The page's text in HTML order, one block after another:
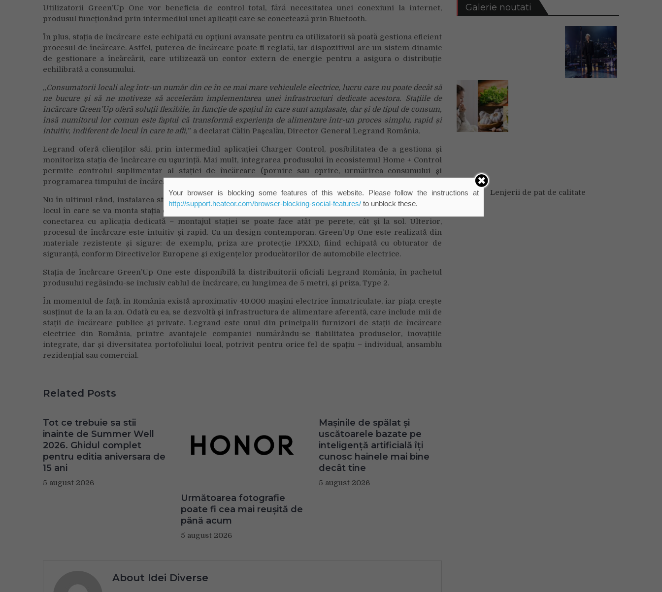
Utilizatorii Green’Up One vor beneficia de control total, fără necesitatea unei conexiuni la internet,
produsul funcționând prin intermediul unei aplicații care se conectează prin Bluetooth.
În plus, stația de încărcare este echipată cu opțiuni avansate pentru ca utilizatorii să poată gestiona eficient
procesul de încărcare. Astfel, puterea de încărcare poate fi reglată, iar dispozitivul are un sistem dinamic
de gestionare a încărcării, care utilizează un contor extern de energie pentru a asigura o distribuție
echilibrată a consumului.
„Consumatorii locali aleg într-un număr din ce în ce mai mare vehiculele electrice, lucru care nu poate decât să
ne bucure și să ne motiveze să accelerăm implementarea unei infrastructuri dedicate acestora. Stațiile de
încărcare Green’Up oferă soluții flexibile, în funcție de spațiul în care sunt amplasate, dar și de tipul de consum,
însă numitorul lor comun este faptul cătransformă experiența de alimentare într-un proces simplu, rapid și
intuitiv, indiferent de locul în care te afli,” a declarat Călin Pașcalău, Director General Legrand România.
Legrand oferă clienților săi, prin intermediul aplicației Charger Control, posibilitatea de a gestiona și
monitoriza stația de încărcare cu ușurință. Mai mult, integrarea produsului în ecosistemul Home + Control
permite controlul suplimentar al stației de încărcare (pornire sau oprire, urmărirea consumului și
programarea timpului de încărcare).
Nu în ultimul rând, instalarea stației este extrem de simplă, fără a fi nevoie de accesorii suplimentare: în
locul în care se va monta stația e nevoie doar de o sursă AC potrivită, iar, apoi, de un smartphone, pentru
conectarea cu aplicația dedicată – montajul stației se poate face atât pe perete, cât și la sol. Ulterior,
procesul de încărcare este intuitiv și rapid. Cu un design contemporan, Green’Up One este realizată din
materiale rezistente și sigure: de exemplu, priza are protecție IPXXD, fiind echipată cu obturator de
siguranță, conform Directivelor Europene și exigențelor producătorilor de automobile electrice.
Stația de încărcare Green’Up One este disponibilă la distribuitorii oficiali Legrand România, în pachetul
produsului regăsindu-se inclusiv cablul de încărcare, cu lungimea de 5 metri, și priza, Type 2.
În momentul de față, în România există aproximativ 40.000 mașini electrice înmatriculate, iar piața crește
susținut de la an la an. Odată cu ea, se dezvoltă și infrastructura de alimentare aferentă, care include mii de
stații de încărcare publice și private. Legrand este unul din principalii furnizori de stații de încărcare
electrice din România, printre avantajele companiei numărându-se fiabilitatea produselor, inovațiile
integrate, dar și diversitatea portofoliului local, potrivit pentru orice fel de spațiu – individual, ansamblu
rezidențial sau comercial.
Related Posts
Tot ce trebuie sa stii
inainte de Summer Well
2026. Ghidul complet
pentru editia aniversara de
15 ani
5 august 2026
Următoarea fotografie
poate fi cea mai reușită de
până acum
5 august 2026
Mașinile de spălat și
uscătoarele bazate pe
inteligență artificială îți
cunosc hainele mai bine
decât tine
5 august 2026
About Idei Diverse
Galerie noutati
Lenjerii de pat de calitate
Your browser is blocking some features of this website. Please follow the instructions at
http://support.heateor.com/browser-blocking-social-features/to unblock these.